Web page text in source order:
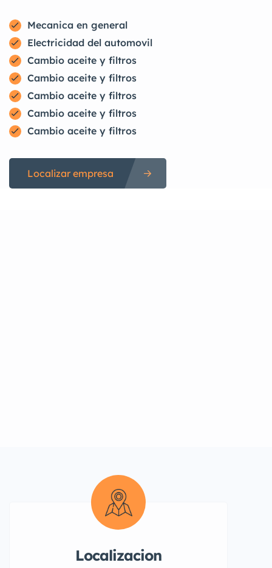
Mecanica en general
Electricidad del automovil
Cambio aceite y filtros
Cambio aceite y filtros
Cambio aceite y filtros
Cambio aceite y filtros
Cambio aceite y filtros
Localizar empresa
Localizacion